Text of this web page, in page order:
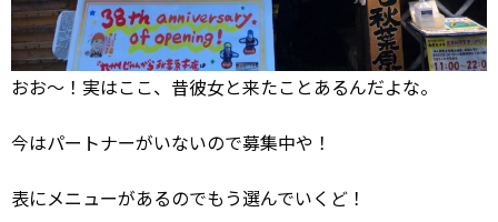
おお～！実はここ、昔彼女と来たことあるんだよな。
今はパートナーがいないので募集中や！
表にメニューがあるのでもう選んでいくど！